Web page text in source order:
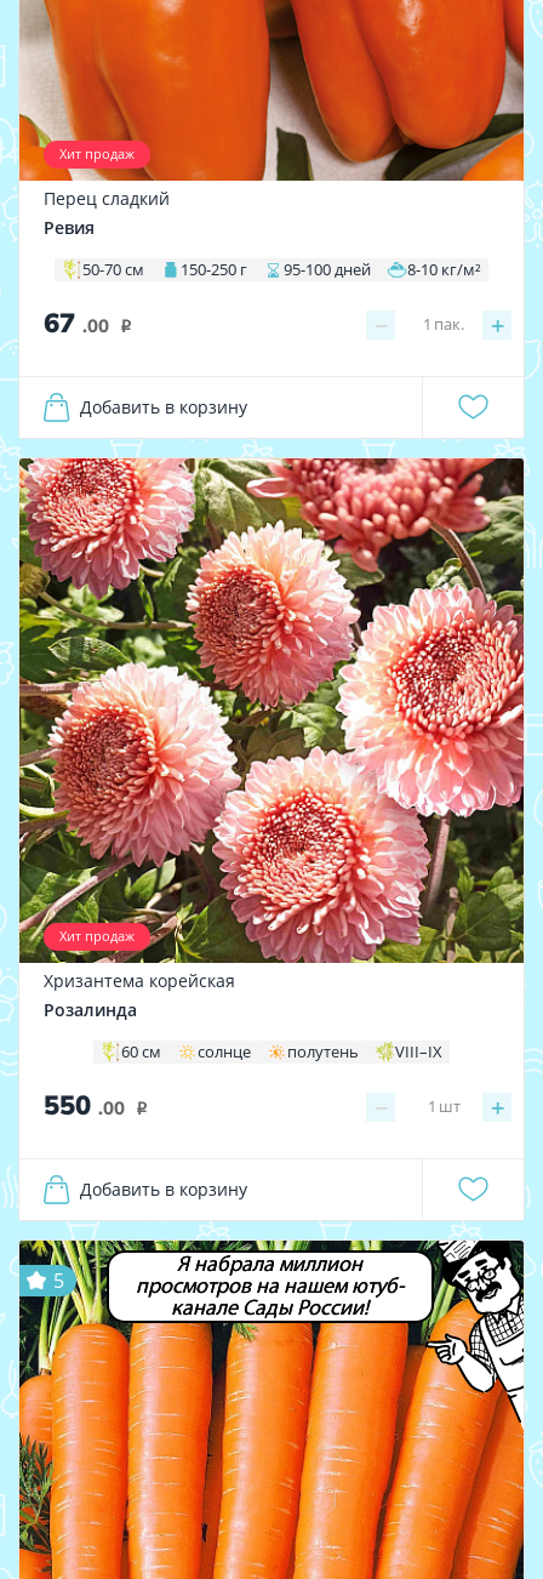
Хит продаж
Перец сладкий
Ревия
50-70 см 150-250 г 95-100 дней 8-10 кг/м²
67 .00 i − +
1 пак.
Добавить в корзину
Хит продаж
Хризантема корейская
Розалинда
60 см солнце полутень VIII–IX
550 .00 i − +
1 шт
Добавить в корзину
Я набрала миллион
просмотров на нашем ютуб-
канале Сады России!
5